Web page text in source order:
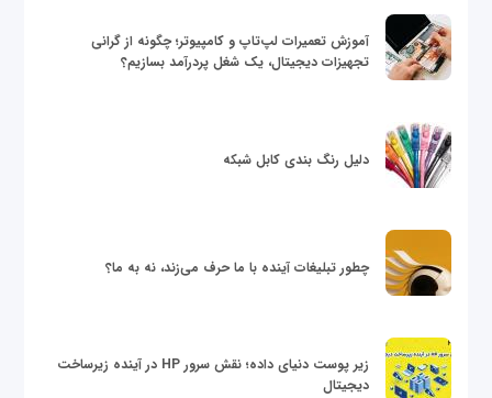
آموزش تعمیرات لپ‌تاپ و کامپیوتر؛ چگونه از گرانی
تجهیزات دیجیتال، یک شغل پردرآمد بسازیم؟
دلیل رنگ بندی کابل شبکه
چطور تبلیغات آینده با ما حرف می‌زند، نه به ما؟
زیر پوست دنیای داده؛ نقش سرور HP در آینده زیرساخت
دیجیتال